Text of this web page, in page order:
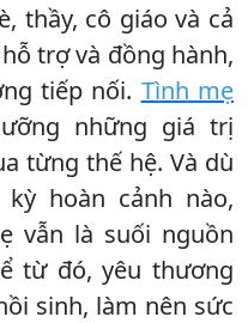
thầy, cô giáo và cả
trợ và đồng hành,
tiếp nối. Tình mẹ
những giá trị
từng thế hệ. Và dù
hoàn cảnh nào,
vẫn là suối nguồn
từ đó, yêu thương
sinh, làm nên sức